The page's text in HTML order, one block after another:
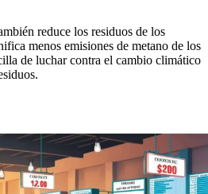
reduce los residuos de los
menos emisiones de metano de los
de luchar contra el cambio climático